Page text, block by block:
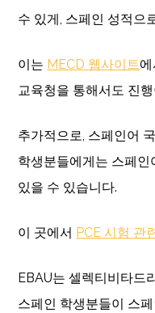
수 있게, 스페인 성적으
이는 MECD 웹사이트
교육청을 통해서도 진
추가적으로, 스페인어
학생분들에게는 스페
있을 수 있습니다.
이 곳에서 PCE 시험 관
EBAU는 셀렉티비타드
스페인 학생분들이 스